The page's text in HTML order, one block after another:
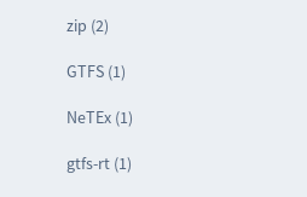
zip (2)
GTFS (1)
NeTEx (1)
gtfs-rt (1)